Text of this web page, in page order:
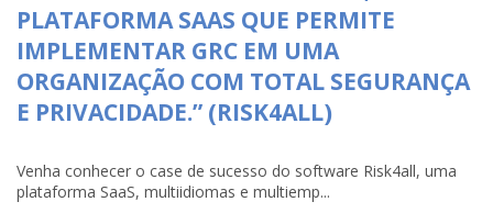
PLATAFORMA SAAS QUE PERMITE
IMPLEMENTAR GRC EM UMA
ORGANIZAÇÃO COM TOTAL SEGURANÇA
E PRIVACIDADE.” (RISK4ALL)
Venha conhecer o case de sucesso do software Risk4all, uma
plataforma SaaS, multiidiomas e multiemp...